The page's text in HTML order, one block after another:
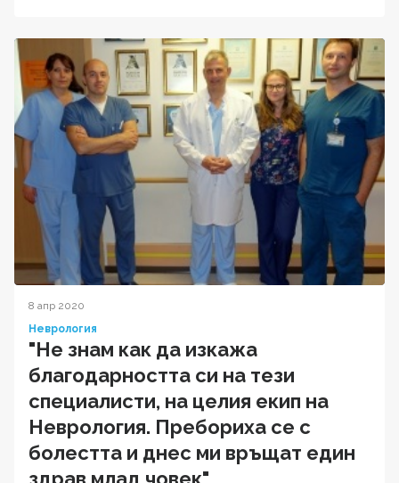
8 апр 2020
Неврология
"Не знам как да изкажа
благодарността си на тези
специалисти, на целия екип на
Неврология. Пребориха се с
болестта и днес ми връщат един